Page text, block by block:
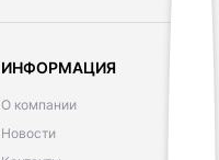
ИНФОРМАЦИЯ
О компании
Новости